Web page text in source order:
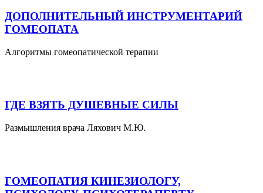
ДОПОЛНИТЕЛЬНЫЙ ИНСТРУМЕНТАРИЙ
ГОМЕОПАТА
Алгоритмы гомеопатической терапии
ГДЕ ВЗЯТЬ ДУШЕВНЫЕ СИЛЫ
Размышления врача Ляхович М.Ю.
ГОМЕОПАТИЯ КИНЕЗИОЛОГУ,